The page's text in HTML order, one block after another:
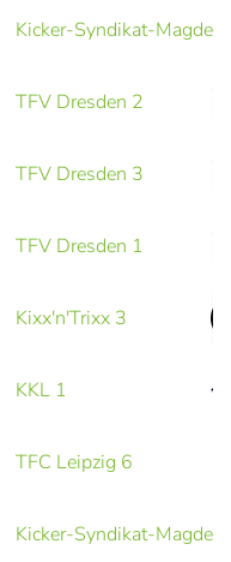
Kicker-Syndikat-
TFV Dresden 2
TFV Dresden 3
TFV Dresden 1
Kixx'n'Trixx 3
KKL 1
TFC Leipzig 6
Kicker-Syndikat-